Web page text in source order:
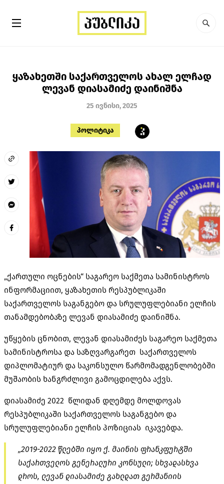
ყაზახეთში საქართველოს ახალ ელჩად
ლევან დიასამიძე დაინიშნა
25 ივნისი, 2025
პოლიტიკა
„ქართული ოცნების“ საგარეო საქმეთა სამინისტროს
ინფორმაციით, ყაზახეთის რესპუბლიკაში
საქართველოს საგანგებო და სრულუფლებიანი ელჩის
თანამდებობაზე ლევან დიასამიძე დაინიშნა.
უწყების ცნობით, ლევან დიასამიძეს საგარეო საქმეთა
სამინისტროსა და საზღვარგარეთ საქართველოს
დიპლომატიურ და საკონსულო წარმომადგენლობებში
მუშაობის ხანგრძლივი გამოცდილება აქვს.
დიასამიძე 2022 წლიდან დღემდე მოლდოვას
რესპუბლიკაში საქართველოს საგანგებო და
სრულუფლებიანი ელჩის პოზიციას იკავებდა.
„2019-2022 წლებში იყო ქ. მაინის ფრანკფურტში
საქართველოს გენერალური კონსული; სხვადასხვა
დროს, ლევან დიასამიძე გახლდათ გერმანიის